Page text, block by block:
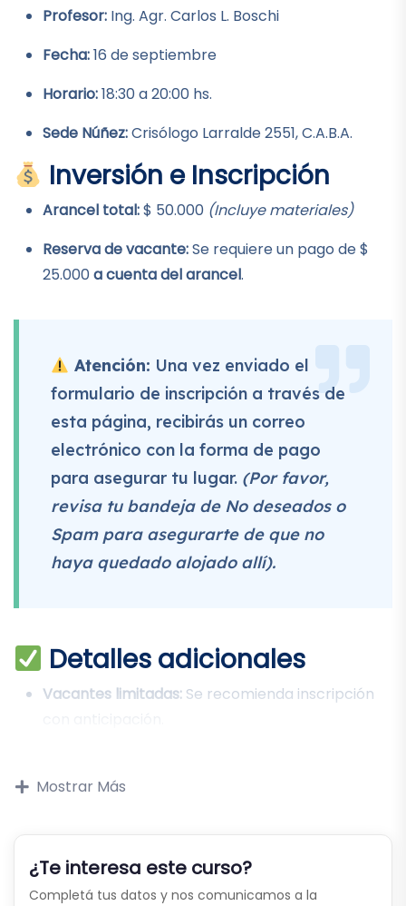
Profesor: Ing. Agr. Carlos L. Boschi
Fecha:16 de septiembre
Horario:18:30 a 20:00 hs.
Sede Núñez:Crisólogo Larralde 2551, C.A.B.A.
Inversión e Inscripción
Arancel total:$ 50.000 (Incluye materiales)
Reserva de vacante:Se requiere un pago de $
25.000a cuenta del arancel.
Atención: Una vez enviado el
formulario de inscripción a través de
esta página, recibirás un correo
electrónico con la forma de pago
para asegurar tu lugar. (Por favor,
revisa tu bandeja de No deseados o
Spam para asegurarte de que no
haya quedado alojado allí).
Detalles adicionales
Vacantes limitadas: Se recomienda inscripción
Mostrar Más
¿Te interesa este curso?
Completá tus datos y nos comunicamos a la